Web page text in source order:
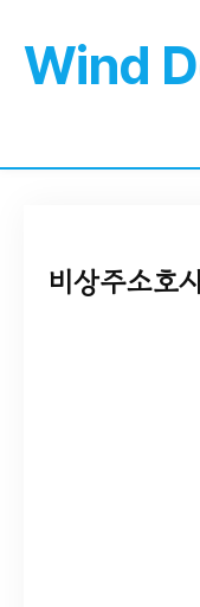
Wind
비상주소호